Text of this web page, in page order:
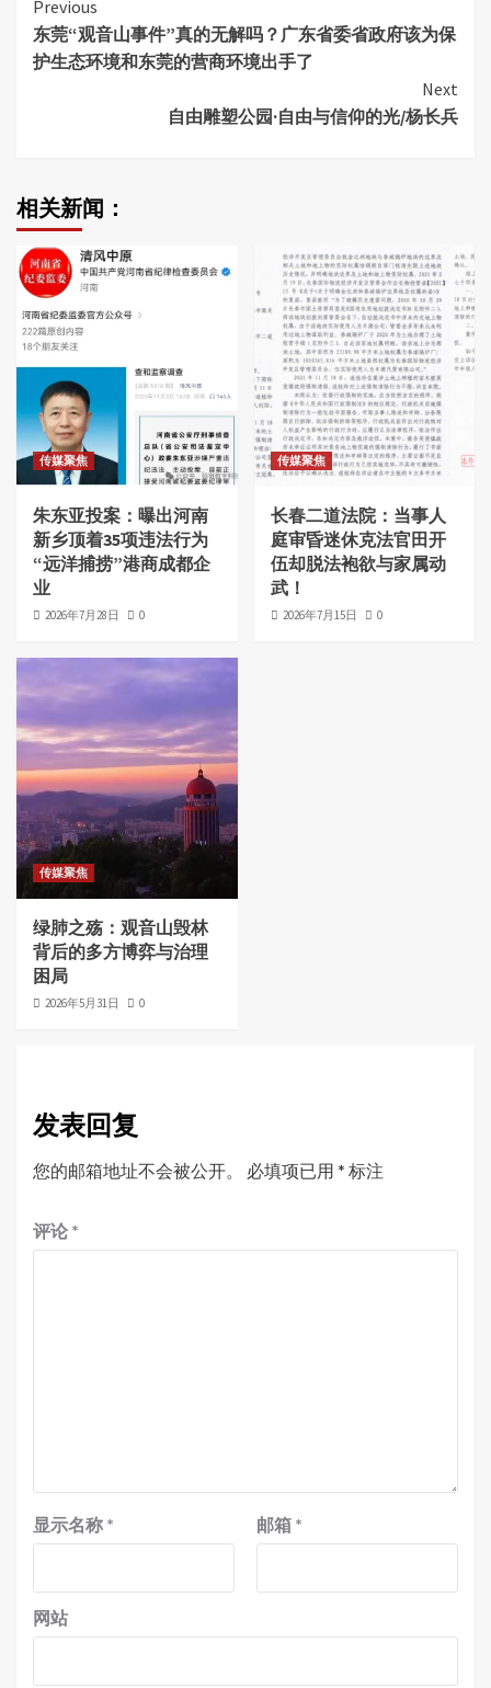
Continue
Reading
Previous
东莞“观音山事件”真的无解吗？广东省委省政府该为保
护生态环境和东莞的营商环境出手了
Next
自由雕塑公园·自由与信仰的光/杨长兵
相关新闻：
传媒聚焦
朱东亚投案：曝出河南
新乡顶着35项违法行为
“远洋捕捞”港商成都企
业
2026年7月28日 0
传媒聚焦
长春二道法院：当事人
庭审昏迷休克法官田开
伍却脱法袍欲与家属动
武！
2026年7月15日 0
传媒聚焦
绿肺之殇：观音山毁林
背后的多方博弈与治理
困局
2026年5月31日 0
发表回复
您的邮箱地址不会被公开。 必填项已用 * 标注
评论 *
显示名称 * 邮箱 *
网站